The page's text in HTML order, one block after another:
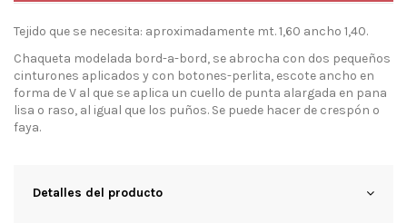
Tejido que se necesita: aproximadamente mt. 1,60 ancho 1,40.
Chaqueta modelada bord-a-bord, se abrocha con dos pequeños
cinturones aplicados y con botones-perlita, escote ancho en
forma de V al que se aplica un cuello de punta alargada en pana
lisa o raso, al igual que los puños. Se puede hacer de crespón o
faya.
Detalles del producto